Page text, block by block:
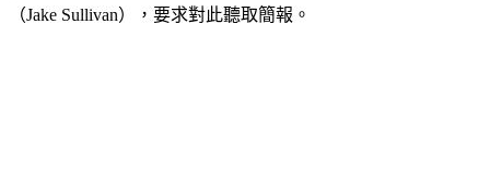
（Jake Sullivan），要求對此聽取簡報。